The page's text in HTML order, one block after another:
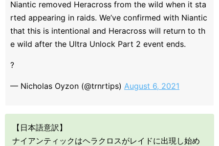
Niantic removed Heracross from the wild when it sta
rted appearing in raids. We’ve confirmed with Niantic
that this is intentional and Heracross will return to th
e wild after the Ultra Unlock Part 2 event ends.
?
— Nicholas Oyzon (@trnrtips) August 6, 2021
【日本語意訳】
ナイアンティックはヘラクロスがレイドに出現し始め